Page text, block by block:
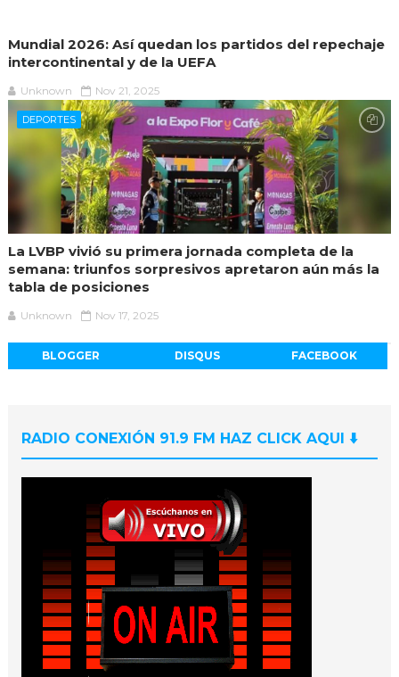
Mundial 2026: Así quedan los partidos del repechaje
intercontinental y de la UEFA
Unknown Nov 21, 2025
DEPORTES
La LVBP vivió su primera jornada completa de la
semana: triunfos sorpresivos apretaron aún más la
tabla de posiciones
Unknown Nov 17, 2025
BLOGGER DISQUS FACEBOOK
RADIO CONEXIÓN 91.9 FM HAZ CLICK AQUI ⬇️